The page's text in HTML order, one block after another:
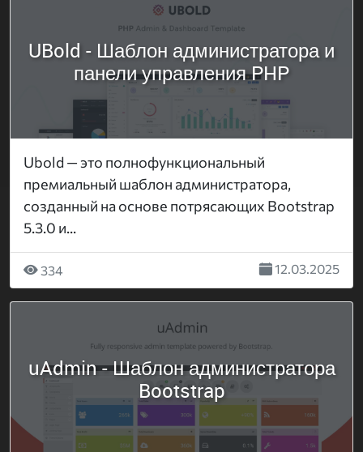
UBold - Шаблон администратора и
панели управления PHP
Ubold — это полнофункциональный
премиальный шаблон администратора,
созданный на основе потрясающих Bootstrap
5.3.0 и...
334 12.03.2025
uAdmin - Шаблон администратора
Bootstrap